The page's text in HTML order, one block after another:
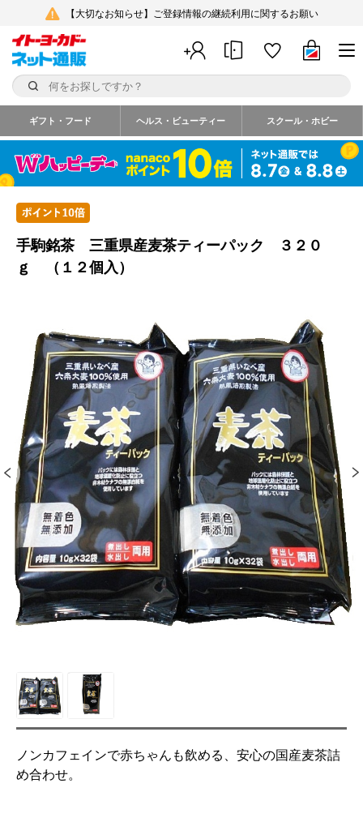
【大切なお知らせ】ご登録情報の継続利用に関するお願い
ギフト・フード ヘルス・ビューティー スクール・ホビー
手駒銘茶 三重県産麦茶ティーパック ３２０
ｇ （１２個入）
ノンカフェインで赤ちゃんも飲める、安心の国産麦茶詰
め合わせ。